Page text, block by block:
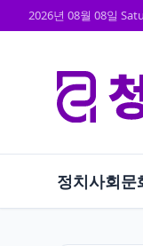
2026년 08월 08일
정치사회문